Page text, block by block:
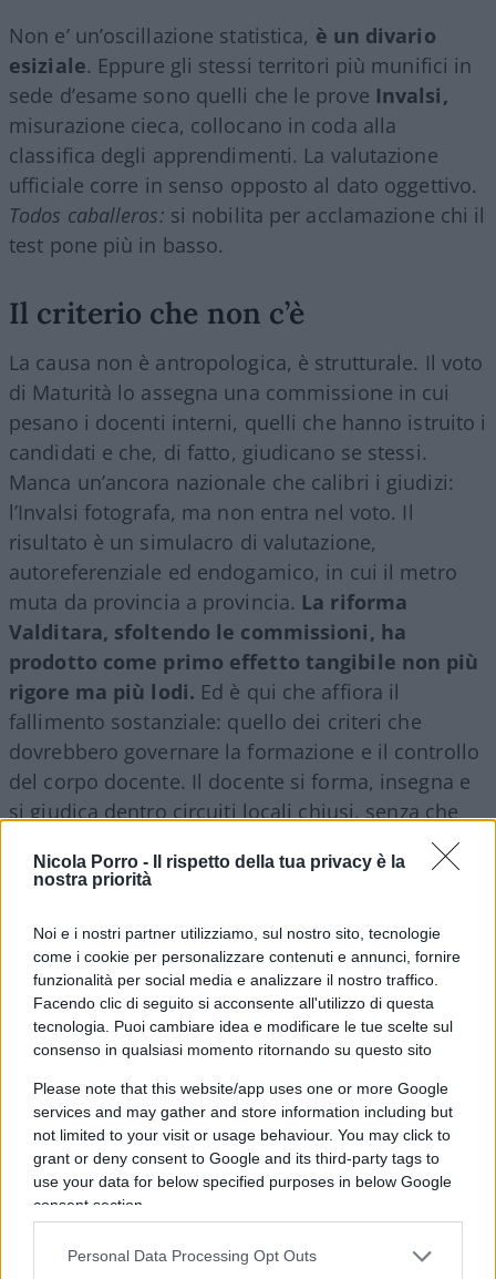
Nicola Porro -
Il rispetto della tua privacy è la
nostra priorità
Noi e i nostri partner utilizziamo, sul nostro sito, tecnologie
come i cookie per personalizzare contenuti e annunci, fornire
funzionalità per social media e analizzare il nostro traffico.
Facendo clic di seguito si acconsente all'utilizzo di questa
tecnologia. Puoi cambiare idea e modificare le tue scelte sul
consenso in qualsiasi momento ritornando su questo sito
Please note that this website/app uses one or more Google
services and may gather and store information including but
not limited to your visit or usage behaviour. You may click to
grant or deny consent to Google and its third-party tags to
use your data for below specified purposes in below Google
consent section.
Personal Data Processing Opt Outs
Non e’ un’oscillazione statistica, è un divario
esiziale. Eppure gli stessi territori più munifici in
sede d’esame sono quelli che le prove Invalsi,
misurazione cieca, collocano in coda alla
classifica degli apprendimenti. La valutazione
ufficiale corre in senso opposto al dato oggettivo.
Todos caballeros: si nobilita per acclamazione chi il
test pone più in basso.
Il criterio che non c’è
La causa non è antropologica, è strutturale. Il voto
di Maturità lo assegna una commissione in cui
pesano i docenti interni, quelli che hanno istruito i
candidati e che, di fatto, giudicano se stessi.
Manca un’ancora nazionale che calibri i giudizi:
l’Invalsi fotografa, ma non entra nel voto. Il
risultato è un simulacro di valutazione,
autoreferenziale ed endogamico, in cui il metro
muta da provincia a provincia. La riforma
Valditara, sfoltendo le commissioni, ha
prodotto come primo effetto tangibile non più
rigore ma più lodi. Ed è qui che affiora il
fallimento sostanziale: quello dei criteri che
dovrebbero governare la formazione e il controllo
del corpo docente. Il docente si forma, insegna e
si giudica dentro circuiti locali chiusi, senza che
alcun organo terzo certifichi la comparabilità dei
metri di valutazione tra un istituto e l’altro. Una
totalità dei casi non vigila ma si assolve.